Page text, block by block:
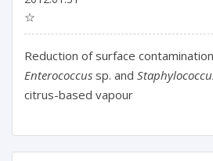
☆
Reduction of surface
Enterococcus sp. and
citrus-based vapour